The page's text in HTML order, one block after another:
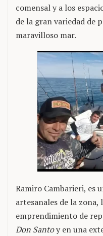
comensal y a los
de la gran variedad de
maravilloso mar.
Ramiro Cambarieri, es
artesanales de la zona,
emprendimiento de
Don Santoy en una